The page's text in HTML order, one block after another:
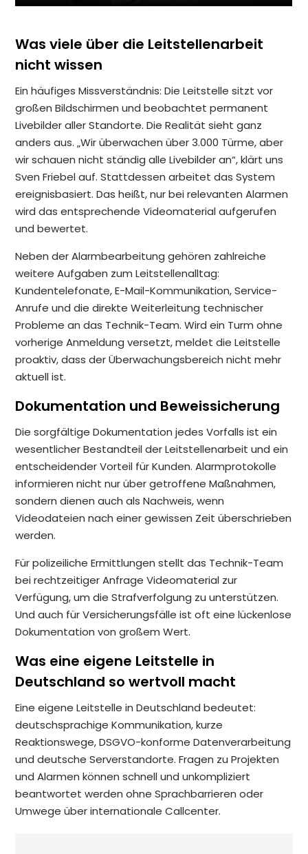
Was viele über die Leitstellenarbeit
nicht wissen
Ein häufiges Missverständnis: Die Leitstelle sitzt vor
großen Bildschirmen und beobachtet permanent
Livebilder aller Standorte. Die Realität sieht ganz
anders aus. „Wir überwachen über 3.000 Türme, aber
wir schauen nicht ständig alle Livebilder an“, klärt uns
Sven Friebel auf. Stattdessen arbeitet das System
ereignisbasiert. Das heißt, nur bei relevanten Alarmen
wird das entsprechende Videomaterial aufgerufen
und bewertet.
Neben der Alarmbearbeitung gehören zahlreiche
weitere Aufgaben zum Leitstellenalltag:
Kundentelefonate, E-Mail-Kommunikation, Service-
Anrufe und die direkte Weiterleitung technischer
Probleme an das Technik-Team. Wird ein Turm ohne
vorherige Anmeldung versetzt, meldet die Leitstelle
proaktiv, dass der Überwachungsbereich nicht mehr
aktuell ist.
Dokumentation und Beweissicherung
Die sorgfältige Dokumentation jedes Vorfalls ist ein
wesentlicher Bestandteil der Leitstellenarbeit und ein
entscheidender Vorteil für Kunden. Alarmprotokolle
informieren nicht nur über getroffene Maßnahmen,
sondern dienen auch als Nachweis, wenn
Videodateien nach einer gewissen Zeit überschrieben
werden.
Für polizeiliche Ermittlungen stellt das Technik-Team
bei rechtzeitiger Anfrage Videomaterial zur
Verfügung, um die Strafverfolgung zu unterstützen.
Und auch für Versicherungsfälle ist oft eine lückenlose
Dokumentation von großem Wert.
Was eine eigene Leitstelle in
Deutschland so wertvoll macht
Eine eigene Leitstelle in Deutschland bedeutet:
deutschsprachige Kommunikation, kurze
Reaktionswege, DSGVO-konforme Datenverarbeitung
und deutsche Serverstandorte. Fragen zu Projekten
und Alarmen können schnell und unkompliziert
beantwortet werden ohne Sprachbarrieren oder
Umwege über internationale Callcenter.